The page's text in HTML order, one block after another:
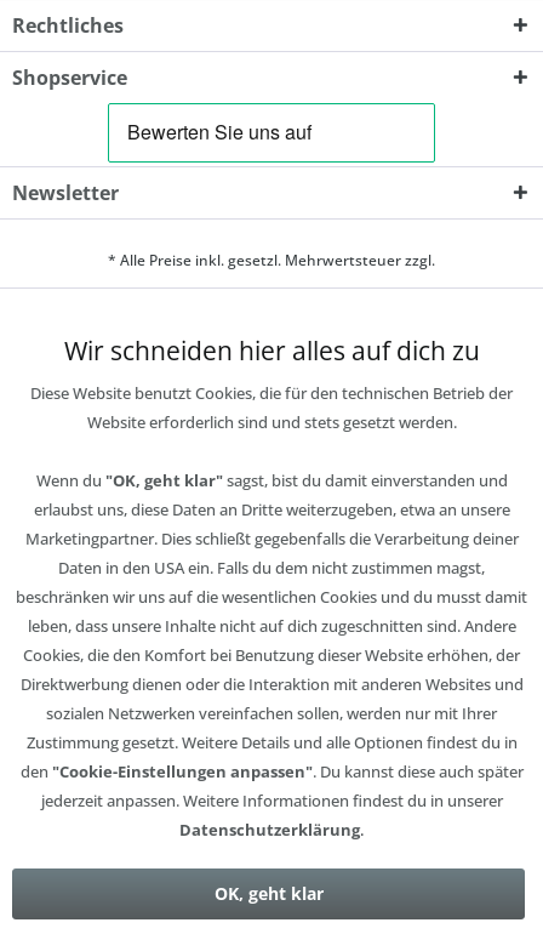
Rechtliches
Shopservice
Newsletter
* Alle Preise inkl. gesetzl. Mehrwertsteuer zzgl.
Wir schneiden hier alles auf dich zu
Diese Website benutzt Cookies, die für den technischen Betrieb der
Website erforderlich sind und stets gesetzt werden.
Wenn du "OK, geht klar"sagst, bist du damit einverstanden und
erlaubst uns, diese Daten an Dritte weiterzugeben, etwa an unsere
Marketingpartner. Dies schließt gegebenfalls die Verarbeitung deiner
Daten in den USA ein. Falls du dem nicht zustimmen magst,
beschränken wir uns auf die wesentlichen Cookies und du musst damit
leben, dass unsere Inhalte nicht auf dich zugeschnitten sind. Andere
Cookies, die den Komfort bei Benutzung dieser Website erhöhen, der
Direktwerbung dienen oder die Interaktion mit anderen Websites und
sozialen Netzwerken vereinfachen sollen, werden nur mit Ihrer
Zustimmung gesetzt. Weitere Details und alle Optionen findest du in
den "Cookie-Einstellungen anpassen". Du kannst diese auch später
jederzeit anpassen. Weitere Informationen findest du in unserer
Datenschutzerklärung.
OK, geht klar